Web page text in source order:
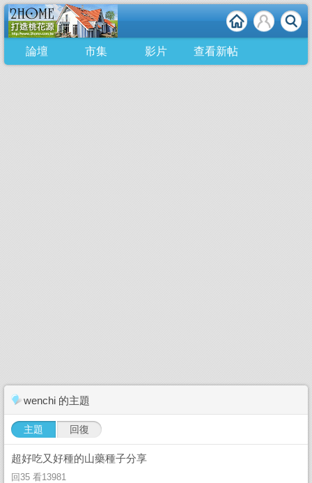
論壇 市集 影片 查看新帖
wenchi 的主題
主題 回復
超好吃又好種的山藥種子分享
回35 看13981